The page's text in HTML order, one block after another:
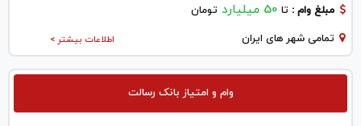
مبلغ وام : تا 50 میلیارد تومان
اطلاعات بیشتر > تمامی شهر های ایران
وام و امتیاز بانک رسالت